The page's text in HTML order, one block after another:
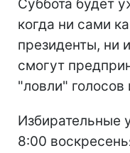
Суббота будет
когда ни сами
президенты, ни
смогут
"ловли" голосов
Избирательные
8:00